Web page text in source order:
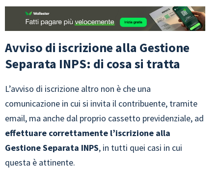
Avviso di iscrizione alla Gestione
Separata INPS: di cosa si tratta
L’avviso di iscrizione altro non è che una
comunicazione in cui si invita il contribuente, tramite
email, ma anche dal proprio cassetto previdenziale, ad
effettuare correttamente l’iscrizione alla
Gestione Separata INPS, in tutti quei casi in cui
questa è attinente.